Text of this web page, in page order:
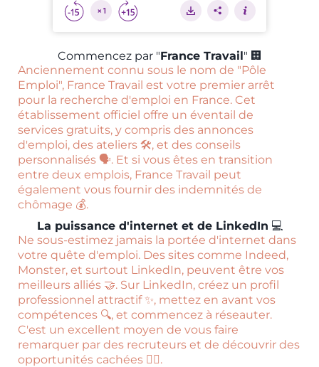
Commencez par "France Travail" 🏢
Anciennement connu sous le nom de "Pôle
Emploi", France Travail est votre premier arrêt
pour la recherche d'emploi en France. Cet
établissement officiel offre un éventail de
services gratuits, y compris des annonces
d'emploi, des ateliers 🛠️, et des conseils
personnalisés 🗣️. Et si vous êtes en transition
entre deux emplois, France Travail peut
également vous fournir des indemnités de
chômage 💰.
La puissance d'internet et de LinkedIn 💻
Ne sous-estimez jamais la portée d'internet dans
votre quête d'emploi. Des sites comme Indeed,
Monster, et surtout LinkedIn, peuvent être vos
meilleurs alliés 🤝. Sur LinkedIn, créez un profil
professionnel attractif ✨, mettez en avant vos
compétences 🔍, et commencez à réseauter.
C'est un excellent moyen de vous faire
remarquer par des recruteurs et de découvrir des
opportunités cachées 🕵️‍♂️.